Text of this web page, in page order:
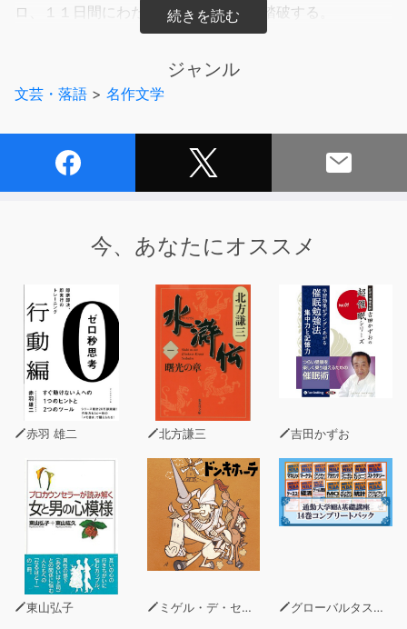
ロ、１１日間にわたる全工程を完全に踏破する。
２隊を対比して、組織とリーダーのあり方を問い、自然と
ジャンル
文芸・落語 > 名作文学
今、あなたにオススメ
赤羽 雄二 北方謙三 吉田かずお
東山弘子 ミゲル・デ・セルバンテス グローバルタスクフォース(著)